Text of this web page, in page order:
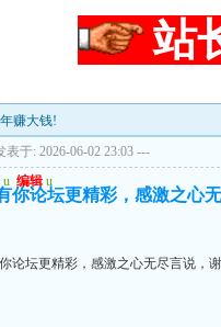
站
赚大钱!
表于: 2026-06-02 23:03 ---
u 编辑 u
你论坛更精彩，感激之心
论坛更精彩，感激之心无尽言说，